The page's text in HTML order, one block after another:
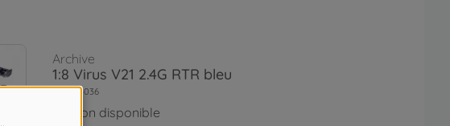
Archive
1:8 Virus V21 2.4G RTR bleu
500204036
Non disponible